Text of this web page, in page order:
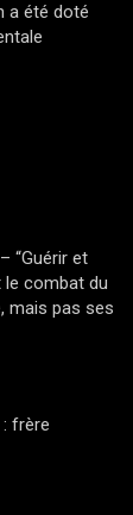
a été doté
“Guérir et
le combat du
mais pas ses
frère